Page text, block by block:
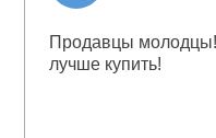
Продавцы молодцы!
лучше купить!